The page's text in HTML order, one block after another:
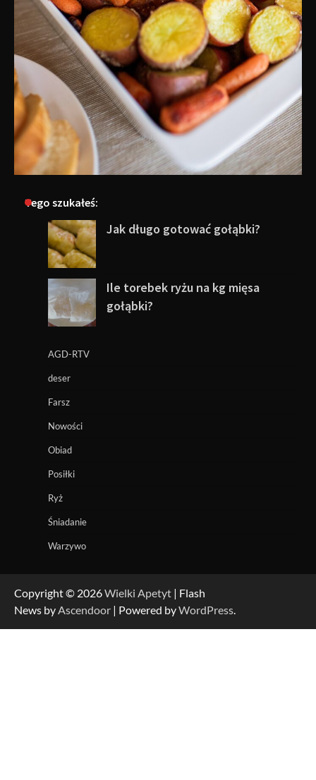
Tego szukałeś:
Jak długo gotować gołąbki?
Ile torebek ryżu na kg mięsa
gołąbki?
AGD-RTV
deser
Farsz
Nowości
Obiad
Posiłki
Ryż
Śniadanie
Warzywo
Copyright © 2026Wielki Apetyt | Flash
News byAscendoor | Powered byWordPress.